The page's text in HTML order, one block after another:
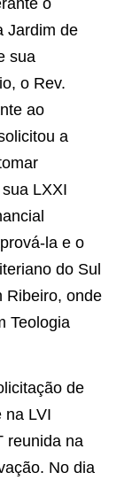
o
Jardim de
sua
o Rev.
ao
a
LXXI
la e o
do Sul
Ribeiro, onde
Teologia
de
na LVI
reunida na
No dia